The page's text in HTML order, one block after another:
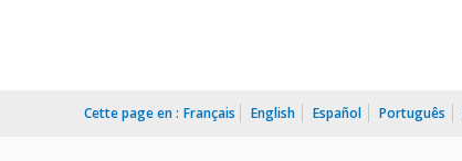
Cette page en : Français English Español Português